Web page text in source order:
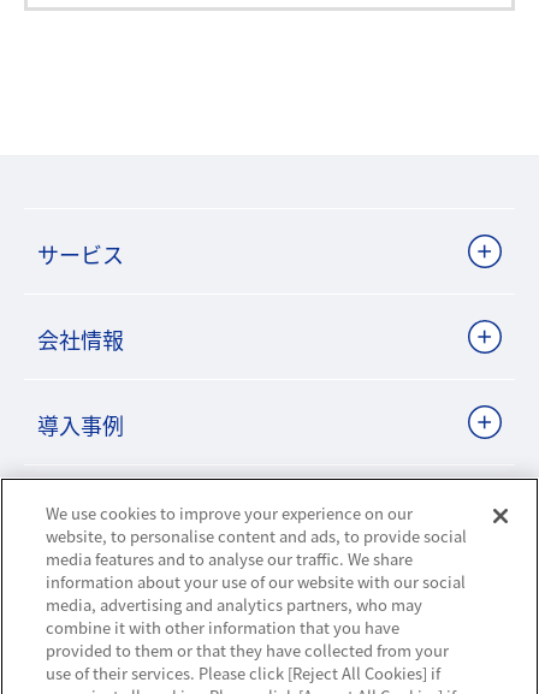
サービス
会社情報
導入事例
ビジネスパートナーサイト
ニュースリリース
お知らせ
We use cookies to improve your experience on our
website, to personalise content and ads, to provide social
media features and to analyse our traffic. We share
information about your use of our website with our social
media, advertising and analytics partners, who may
combine it with other information that you have
provided to them or that they have collected from your
use of their services. Please click [Reject All Cookies] if